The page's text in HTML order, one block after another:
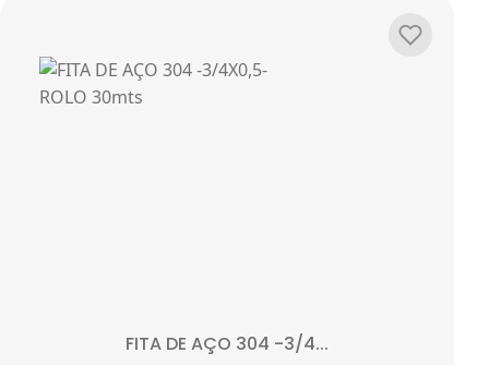
FITA DE AÇO 304 -3/4...